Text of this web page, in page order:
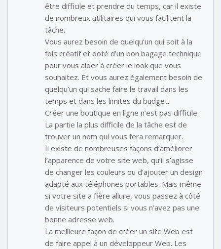
être difficile et prendre du temps, car il existe
de nombreux utilitaires qui vous facilitent la
tâche.
Vous aurez besoin de quelqu’un qui soit à la
fois créatif et doté d’un bon bagage technique
pour vous aider à créer le look que vous
souhaitez. Et vous aurez également besoin de
quelqu’un qui sache faire le travail dans les
temps et dans les limites du budget.
Créer une boutique en ligne n’est pas difficile.
La partie la plus difficile de la tâche est de
trouver un nom qui vous fera remarquer.
Il existe de nombreuses façons d’améliorer
l’apparence de votre site web, qu’il s’agisse
de changer les couleurs ou d’ajouter un design
adapté aux téléphones portables. Mais même
si votre site a fière allure, vous passez à côté
de visiteurs potentiels si vous n’avez pas une
bonne adresse web.
La meilleure façon de créer un site Web est
de faire appel à un développeur Web. Les